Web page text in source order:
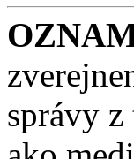
správy z